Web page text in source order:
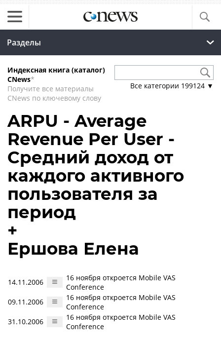
Разделы
Индексная книга (каталог)
CNews*
Получите все материалы
CNews по ключевому слову
Все категории 199124 ▼
ARPU - Average
Revenue Per User -
Средний доход от
каждого активного
пользователя за
период
+
Ершова Елена
14.11.2006
16 ноября откроется Mobile VAS
Conference
09.11.2006
16 ноября откроется Mobile VAS
Conference
31.10.2006
16 ноября откроется Mobile VAS
Conference